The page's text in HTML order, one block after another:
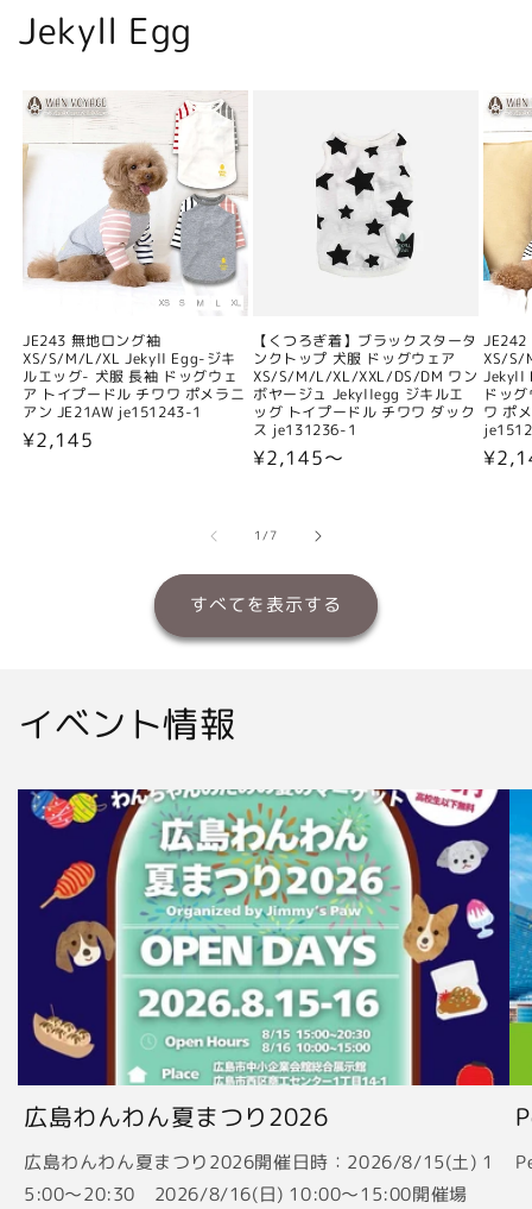
Jekyll Egg
JE243 無地ロング袖
XS/S/M/L/XL Jekyll Egg-ジキ
ルエッグ- 犬服 長袖 ドッグウェ
ア トイプードル チワワ ポメラニ
アン JE21AW je151243-1
通
¥2,145
【くつろぎ着】ブラックスタータ
ンクトップ 犬服 ドッグウェア
XS/S/M/L/XL/XXL/DS/DM ワン
ボヤージュ Jekyllegg ジキルエ
ッグ トイプードル チワワ ダック
ス je131236-1
通
格
¥2,145〜
JE242
XS/S/
Jekyll
ドッ
ワ ポ
通
1/の
7
すべてを表示する
イベント情報
広島わんわん夏まつり2026
広島わんわん夏まつり2026開催日時：2026/8/15(土) 1
5:00〜20:30 2026/8/16(日) 10:00〜15:00開催場